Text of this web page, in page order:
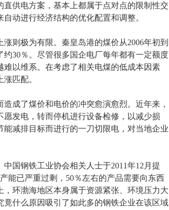
供电方案，基本上都属于点对点的限制性交
动进行经济结构的优化配置和调整。
则极为有限。秦皇岛港的煤价从2006年初到
30％。尽管很多国企电厂每年都有一定额度
以维系。在考虑了相关电煤的低成本因素
匹配。
成了煤价和电价的冲突愈演愈烈。近年来，
发电，转而停机进行设备检修，以减少损
减排目标而进行的一刀切限电，对当地企业
国钢铁工业协会相关人士于2011年12月提
能已严重过剩，50％左右的产品需要向东西
环渤海地区本身属于资源紧张、环境压力大
什么原因吸引了如此多的钢铁企业在该区域